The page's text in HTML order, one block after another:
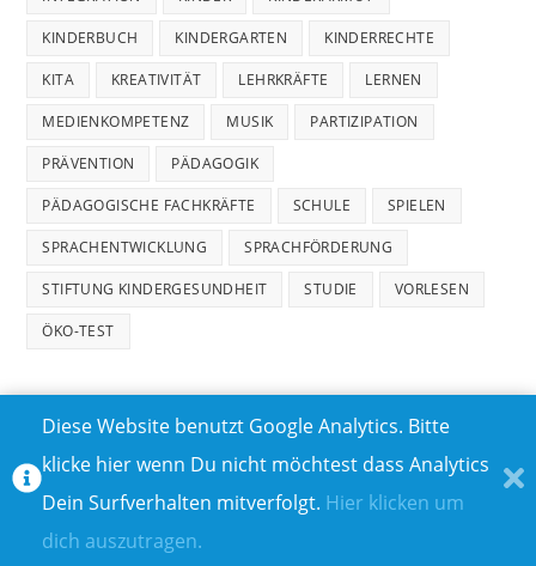
KINDERBUCH KINDERGARTEN KINDERRECHTE
KITA KREATIVITÄT LEHRKRÄFTE LERNEN
MEDIENKOMPETENZ MUSIK PARTIZIPATION
PRÄVENTION PÄDAGOGIK
PÄDAGOGISCHE FACHKRÄFTE SCHULE SPIELEN
SPRACHENTWICKLUNG SPRACHFÖRDERUNG
STIFTUNG KINDERGESUNDHEIT STUDIE VORLESEN
ÖKO-TEST
TEILNAHMEBEDINGUNGEN FÜR GEWINNSPIELE
IMPRESSUM
ÜBER UNS I
Diese Website benutzt Google Analytics. Bitte
klicke hier wenn Du nicht möchtest dass Analytics
Dein Surfverhalten mitverfolgt. Hier klicken um
dich auszutragen.